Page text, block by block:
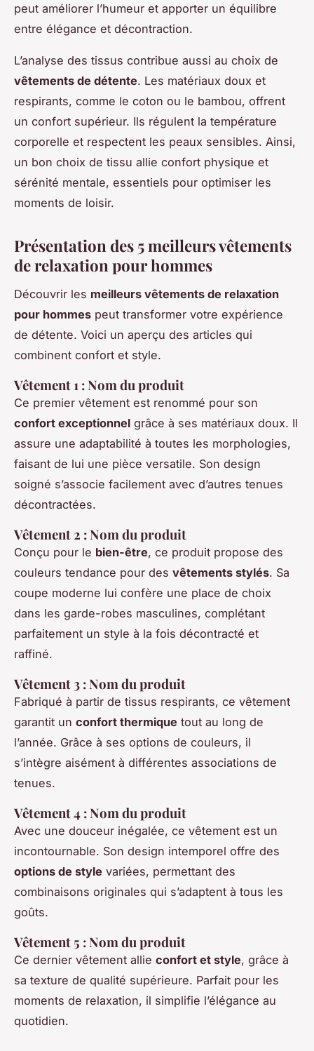
peut améliorer l’humeur et apporter un équilibre
entre élégance et décontraction.
L’analyse des tissus contribue aussi au choix de
vêtements de détente. Les matériaux doux et
respirants, comme le coton ou le bambou, offrent
un confort supérieur. Ils régulent la température
corporelle et respectent les peaux sensibles. Ainsi,
un bon choix de tissu allie confort physique et
sérénité mentale, essentiels pour optimiser les
moments de loisir.
Présentation des 5 meilleurs vêtements
de relaxation pour hommes
Découvrir les meilleurs vêtements de relaxation
pour hommes peut transformer votre expérience
de détente. Voici un aperçu des articles qui
combinent confort et style.
Vêtement 1 : Nom du produit
Ce premier vêtement est renommé pour son
confort exceptionnel grâce à ses matériaux doux. Il
assure une adaptabilité à toutes les morphologies,
faisant de lui une pièce versatile. Son design
soigné s’associe facilement avec d’autres tenues
décontractées.
Vêtement 2 : Nom du produit
Conçu pour le bien-être, ce produit propose des
couleurs tendance pour des vêtements stylés. Sa
coupe moderne lui confère une place de choix
dans les garde-robes masculines, complétant
parfaitement un style à la fois décontracté et
raffiné.
Vêtement 3 : Nom du produit
Fabriqué à partir de tissus respirants, ce vêtement
garantit un confort thermique tout au long de
l’année. Grâce à ses options de couleurs, il
s’intègre aisément à différentes associations de
tenues.
Vêtement 4 : Nom du produit
Avec une douceur inégalée, ce vêtement est un
incontournable. Son design intemporel offre des
options de style variées, permettant des
combinaisons originales qui s’adaptent à tous les
goûts.
Vêtement 5 : Nom du produit
Ce dernier vêtement allie confort et style, grâce à
sa texture de qualité supérieure. Parfait pour les
moments de relaxation, il simplifie l’élégance au
quotidien.